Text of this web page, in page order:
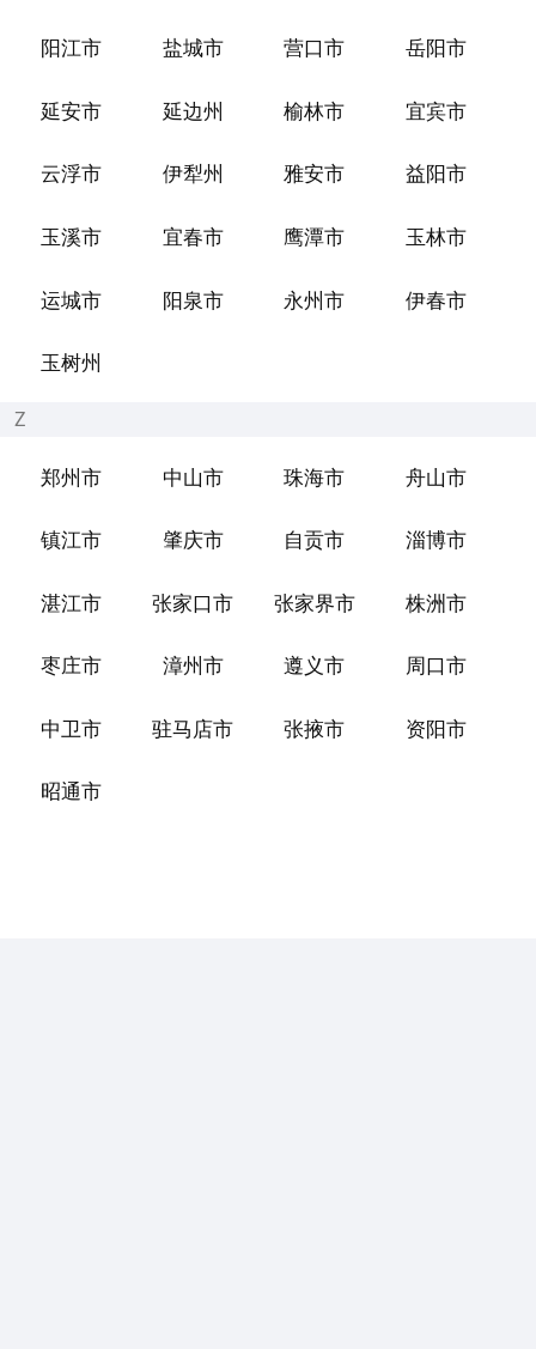
阳江市 盐城市 营口市 岳阳市
延安市 延边州 榆林市 宜宾市
云浮市 伊犁州 雅安市 益阳市
玉溪市 宜春市 鹰潭市 玉林市
运城市 阳泉市 永州市 伊春市
玉树州
Z
郑州市 中山市 珠海市 舟山市
镇江市 肇庆市 自贡市 淄博市
湛江市 张家口市 张家界市 株洲市
枣庄市 漳州市 遵义市 周口市
中卫市 驻马店市 张掖市 资阳市
昭通市